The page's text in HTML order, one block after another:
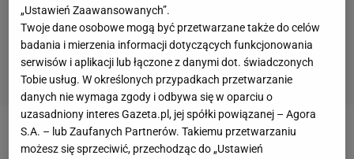
AUTORKA
„Ustawień Zaawansowanych”.
Twoje dane osobowe mogą być przetwarzane także do celów
badania i mierzenia informacji dotyczących funkcjonowania
serwisów i aplikacji lub łączone z danymi dot. świadczonych
Tobie usług. W określonych przypadkach przetwarzanie
danych nie wymaga zgody i odbywa się w oparciu o
uzasadniony interes Gazeta.pl, jej spółki powiązanej – Agora
S.A. – lub Zaufanych Partnerów. Takiemu przetwarzaniu
możesz się sprzeciwić, przechodząc do „Ustawień